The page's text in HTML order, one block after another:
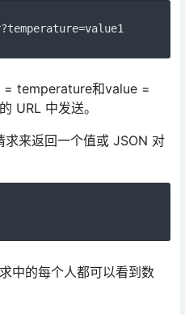
?temperature=value1
= temperature和value =
URL 中发送。
求来返回一个值或 JSON 对
中的每个人都可以看到数